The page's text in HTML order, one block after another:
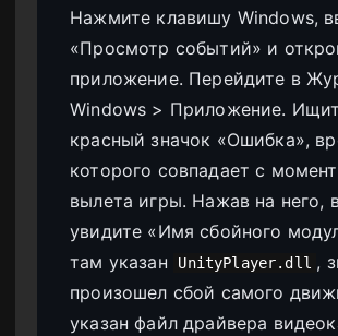
Нажмите клавишу Windows,
«Просмотр событий» и
приложение. Перейдите в
Windows > Приложение.
красный значок «Ошибка»,
которого совпадает с
вылета игры. Нажав на него,
увидите «Имя сбойного
там указан
UnityPlayer.dll ,
произошел сбой самого
указан файл драйвера